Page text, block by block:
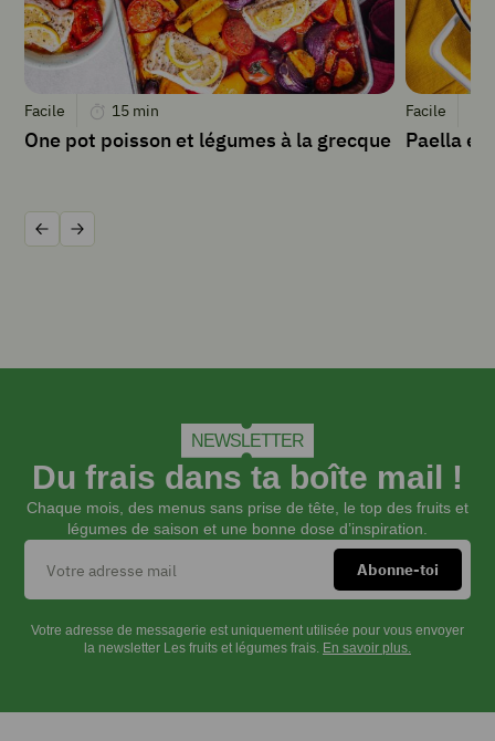
Préparer
sauce
salade
bol
en
le
puis
l'huile.
Réserver
il
ne
assaisonner
qu'au
Facile 15 min
One pot poisson et légumes à la grecque
Facile
Paella
Précédent
Suivant
NEWSLETTER
Du frais dans ta boîte mail !
Chaque mois, des menus sans prise de tête, le top des fruits et
légumes de saison et une bonne dose d’inspiration.
Votre adresse de messagerie est uniquement utilisée pour vous envoyer
la newsletter Les fruits et légumes frais. En savoir plus.